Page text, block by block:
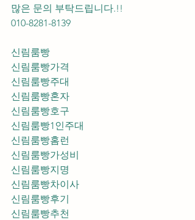
많은 문의 부탁드립니다.!!
010-8281-8139
신림룸빵
신림룸빵가격
신림룸빵주대
신림룸빵혼자
신림룸빵호구
신림룸빵1인주대
신림룸빵홈런
신림룸빵가성비
신림룸빵지명
신림룸빵차이사
신림룸빵후기
신림룸빵추천